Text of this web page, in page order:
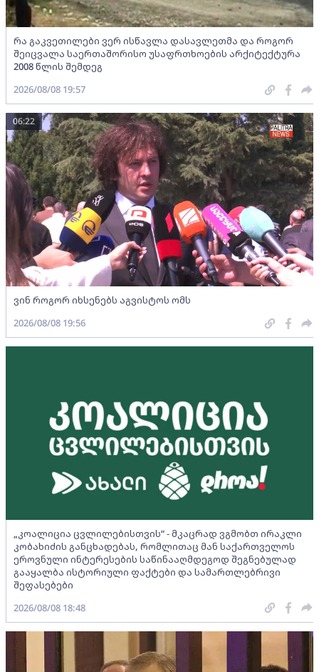
რა გაკვეთილები ვერ ისწავლა დასავლეთმა და როგორ
შეიცვალა საერთაშორისო უსაფრთხოების არქიტექტურა
2008 წლის შემდეგ
2026/08/08 19:57
ვინ როგორ იხსენებს აგვისტოს ომს
06:22
2026/08/08 19:56
„კოალიცია ცვლილებისთვის“ - მკაცრად ვგმობთ ირაკლი
კობახიძის განცხადებას, რომლითაც მან საქართველოს
ეროვნული ინტერესების საწინააღმდეგოდ შეგნებულად
გააყალბა ისტორიული ფაქტები და სამართლებრივი
შეფასებები
2026/08/08 18:48